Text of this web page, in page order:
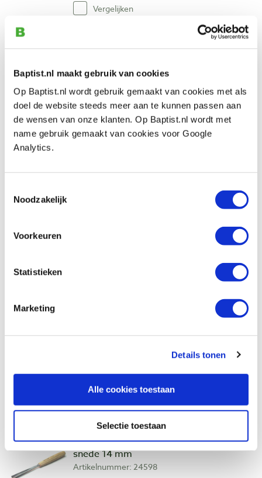
Baptist.nl maakt gebruik van cookies
Op Baptist.nl wordt gebruik gemaakt van cookies met als
doel de website steeds meer aan te kunnen passen aan
de wensen van onze klanten. Op Baptist.nl wordt met
name gebruik gemaakt van cookies voor Google
Analytics.
Noodzakelijk
Voorkeuren
Statistieken
Marketing
Details tonen
Alle cookies toestaan
Selectie toestaan
Vergelijken
Pfeil 14-8 rechte guts, 55° V-vorm snede
Artikelnummer: 13486
€ 39,70 incl. btw
€ 32,81 excl. btw
Op voorraad
Vergelijken
Pfeil 14-10 rechte guts, 55° V-vorm
Pfeil 14-12 rechte guts, 55° V-vorm snede
Artikelnummer: 13488
Op voorraad
Vergelijken
Pfeil 14-14 rechte guts, 55° V-vorm
snede 14 mm
Artikelnummer: 24598